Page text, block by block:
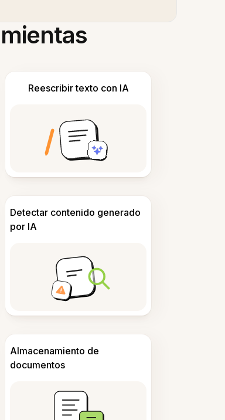
Reescribir texto con IA
Detectar contenido generado
por IA
Almacenamiento de
documentos